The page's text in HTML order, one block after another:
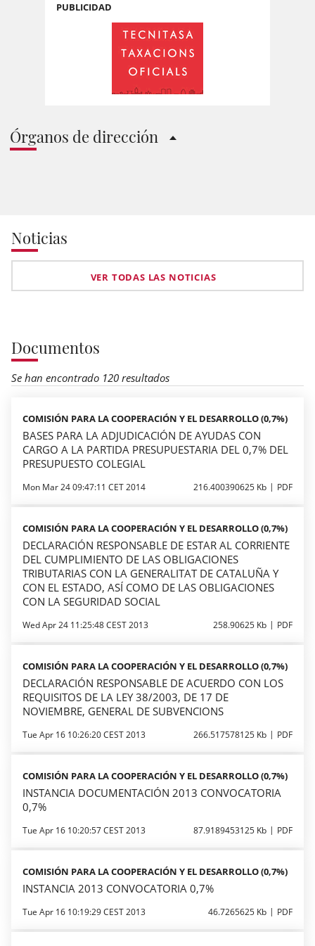
PUBLICIDAD
Órganos de dirección
Noticias
VER TODAS LAS NOTICIAS
Documentos
Se han encontrado 120 resultados
COMISIÓN PARA LA COOPERACIÓN Y EL DESARROLLO (0,7%)
BASES PARA LA ADJUDICACIÓN DE AYUDAS CON
CARGO A LA PARTIDA PRESUPUESTARIA DEL 0,7% DEL
PRESUPUESTO COLEGIAL
Mon Mar 24 09:47:11 CET 2014 216.400390625 Kb PDF
COMISIÓN PARA LA COOPERACIÓN Y EL DESARROLLO (0,7%)
DECLARACIÓN RESPONSABLE DE ESTAR AL CORRIENTE
DEL CUMPLIMIENTO DE LAS OBLIGACIONES
TRIBUTARIAS CON LA GENERALITAT DE CATALUÑA Y
CON EL ESTADO, ASÍ COMO DE LAS OBLIGACIONES
CON LA SEGURIDAD SOCIAL
Wed Apr 24 11:25:48 CEST 2013 258.90625 Kb PDF
COMISIÓN PARA LA COOPERACIÓN Y EL DESARROLLO (0,7%)
DECLARACIÓN RESPONSABLE DE ACUERDO CON LOS
REQUISITOS DE LA LEY 38/2003, DE 17 DE
NOVIEMBRE, GENERAL DE SUBVENCIONS
Tue Apr 16 10:26:20 CEST 2013 266.517578125 Kb PDF
COMISIÓN PARA LA COOPERACIÓN Y EL DESARROLLO (0,7%)
INSTANCIA DOCUMENTACIÓN 2013 CONVOCATORIA
0,7%
Tue Apr 16 10:20:57 CEST 2013 87.9189453125 Kb PDF
COMISIÓN PARA LA COOPERACIÓN Y EL DESARROLLO (0,7%)
INSTANCIA 2013 CONVOCATORIA 0,7%
Tue Apr 16 10:19:29 CEST 2013 46.7265625 Kb PDF